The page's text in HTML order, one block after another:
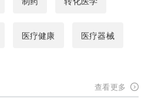
医疗健康 医疗器械
查看更多